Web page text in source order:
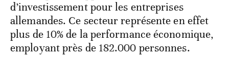
d’investissement pour les entreprises
allemandes. Ce secteur représente en effet
plus de 10% de la performance économique,
employant près de 182.000 personnes.